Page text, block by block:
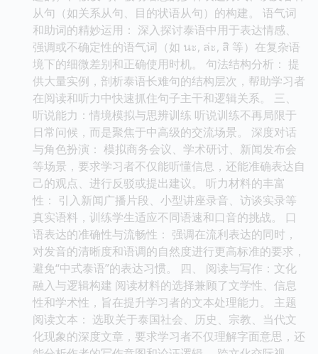
从句（如关系从句、目的状语从句）的构建。 语气词
和助词的精妙运用： 深入探讨泰语中用于表达情感、
强调或不确定性的语气词（如 นะ, ล่ะ, สิ 等）在复杂语
境下的细微差别和正确使用时机。 句法结构分析： 提
供大量实例，剖析泰语长难句的结构层次，帮助学习者
在阅读和听力中快速抓住句子主干和逻辑关系。 三、
听说能力：情境模拟与思辨训练 听说训练不再局限于
日常问候，而是聚焦于中高级的交流场景。 深度对话
与角色扮演： 模拟商务会议、学术研讨、新闻发布会
等场景，要求学习者不仅能听懂信息，还能准确表达自
己的观点、进行反驳或提出建议。 听力材料的丰富
性： 引入新闻广播片段、小型讲座录音、访谈实录等
真实语料，训练学生适应不同语速和口音的挑战。 口
语表达的准确性与流畅性： 强调在流利表达的同时，
对发音的清晰度和语调的自然度进行更高标准的要求，
避免“中式泰语”的表达习惯。 四、 阅读与写作：文化
融入与逻辑构建 阅读材料的选择兼顾了文学性、信息
性和学术性，旨在提升学习者的文本处理能力。 主题
阅读文本： 选取关于泰国社会、历史、宗教、当代文
化现象的深度文章，要求学习者不仅理解字面意思，还